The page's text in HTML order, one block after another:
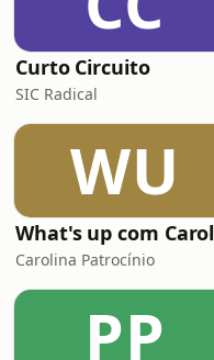
Curto Circuito
SIC Radical
WU
Carolina Patrocínio
PP